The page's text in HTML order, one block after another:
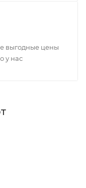
выгодные цены
у нас